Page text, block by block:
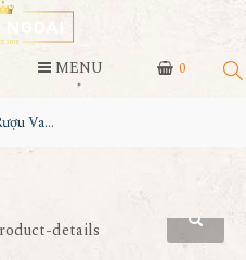
0
MENU
Rượu Vang Wolf Blass Bilyara Cabernet Sauvignon